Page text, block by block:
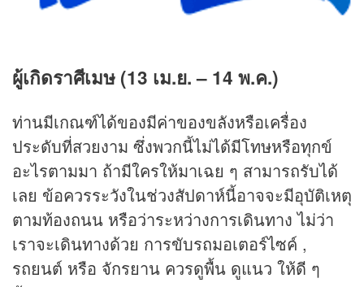
ผู้เกิดราศีเมษ (13 เม.ย. – 14 พ.ค.)
ท่านมีเกณฑ์ได้ของมีค่าของขลังหรือเครื่อง
ประดับที่สวยงาม ซึ่งพวกนี้ไม่ได้มีโทษหรือทุกข์
อะไรตามมา ถ้ามีใครให้มาเฉย ๆ สามารถรับได้
เลย ข้อควรระวังในช่วงสัปดาห์นี้อาจจะมีอุบัติเหตุ
ตามท้องถนน หรือว่าระหว่างการเดินทาง ไม่ว่า
เราจะเดินทางด้วย การขับรถมอเตอร์ไซค์ ,
รถยนต์ หรือ จักรยาน ควรดูพื้น ดูแนว ให้ดี ๆ